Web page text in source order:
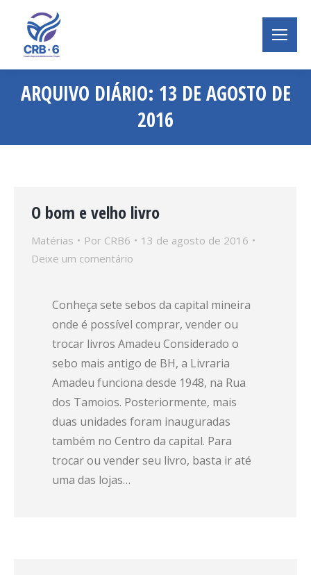
ARQUIVO DIÁRIO: 13 DE AGOSTO DE
2016
Você está aqui:
O bom e velho livro
Matérias Por CRB6
13 de agosto de 2016
Deixe um comentário
Conheça sete sebos da capital mineira
onde é possível comprar, vender ou
trocar livros Amadeu Considerado o
sebo mais antigo de BH, a Livraria
Amadeu funciona desde 1948, na Rua
dos Tamoios. Posteriormente, mais
duas unidades foram inauguradas
também no Centro da capital. Para
trocar ou vender seu livro, basta ir até
uma das lojas…